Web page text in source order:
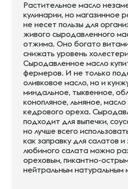
Растительное масло
кулинарии, но магазинное
не несет пользы для
живого сыродавленного
отжима. Оно богато
снижать уровень
Сыродавленное масло
фермеров. И не только
оливковое масло, но и
миндальное, тыквенное,
конопляное, льняное, масло
кедрового ореха.
подходит для выпечки,
но лучше всего
как заправку для салатов и
любимого салата можно
ореховым, пикантно-
нейтральным натуральным